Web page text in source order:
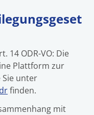
14 ODR-VO: Die
Plattform zur
unter
finden.
mit